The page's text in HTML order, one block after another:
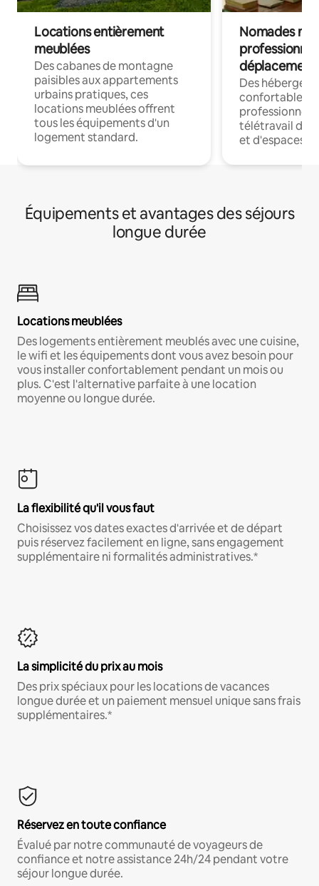
Locations entièrement
meublées
Des cabanes de montagne
paisibles aux appartements
urbains pratiques, ces
locations meublées offrent
tous les équipements d'un
logement standard.
Nomades
déplacement
Des
confortables
professionnels
télétravail
et d'espaces
Équipements et avantages des séjours
longue durée
Locations meublées
Des logements entièrement meublés avec une cuisine,
le wifi et les équipements dont vous avez besoin pour
vous installer confortablement pendant un mois ou
plus. C'est l'alternative parfaite à une location
moyenne ou longue durée.
La flexibilité qu'il vous faut
Choisissez vos dates exactes d'arrivée et de départ
puis réservez facilement en ligne, sans engagement
supplémentaire ni formalités administratives.*
La simplicité du prix au mois
Des prix spéciaux pour les locations de vacances
longue durée et un paiement mensuel unique sans frais
supplémentaires.*
Réservez en toute confiance
Évalué par notre communauté de voyageurs de
confiance et notre assistance 24h/24 pendant votre
séjour longue durée.